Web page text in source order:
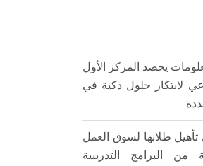
يحصد المركز الأول
لابتكار حلول ذكية في
طلابها لسوق العمل
البرامج التدريبية